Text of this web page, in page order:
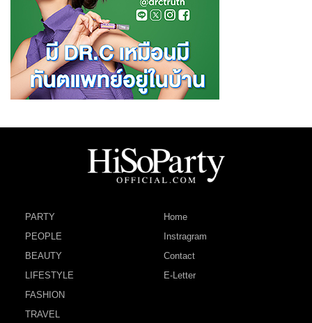
PARTY
PEOPLE
BEAUTY
LIFESTYLE
FASHION
TRAVEL
Home
Instragram
Contact
E-Letter